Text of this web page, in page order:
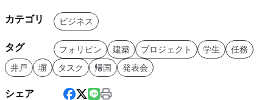
カテゴリ ビジネス
タグ フォリピン 建築 プロジェクト 学生
任務
井戸
塀 タスク 帰国 発表会
シェア